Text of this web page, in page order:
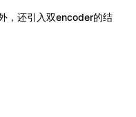
，还引入双encoder的结